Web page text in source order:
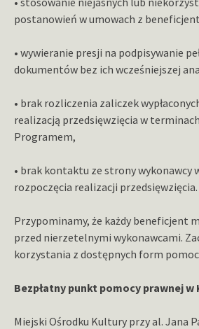
postanowień w umowach z
• wywieranie presji na podpisywanie
dokumentów bez ich wcześniejszej
• brak rozliczenia zaliczek
realizacją przedsięwzięcia w
Programem,
• brak kontaktu ze strony wykonawcy
rozpoczęcia realizacji przedsięwzięcia.
Przypominamy, że każdy beneficjent
przed nierzetelnymi wykonawcami.
korzystania z dostępnych form
Bezpłatny punkt pomocy prawnej w
Miejski Ośrodku Kultury przy al. Jana